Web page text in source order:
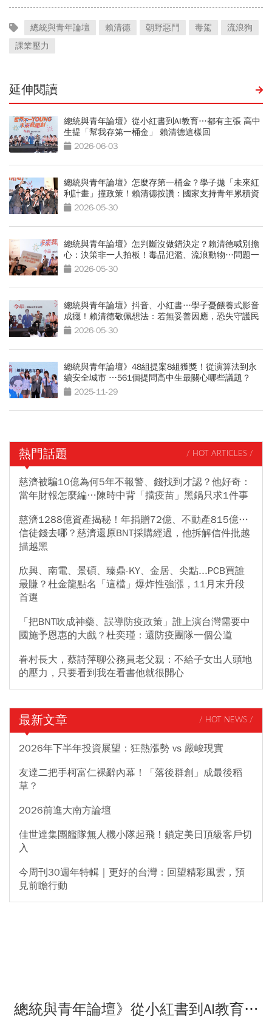
總統與青年論壇 賴清德 朝野惡鬥 毒駕
流浪狗
課業壓力
延伸閱讀
總統與青年論壇》從小紅書到AI教育…都有主張 高中
生提「幫我存第一桶金」 賴清德這樣回
2026-06-03
總統與青年論壇》怎麼存第一桶金？學子拋「未來紅
利計畫」撞政策！賴清德按讚：國家支持青年累積資
產 2026-05-30
總統與青年論壇》怎判斷沒做錯決定？賴清德喊別擔
心：決策非一人拍板！毒品氾濫、流浪動物…問題一
一拆招
2026-05-30
總統與青年論壇》抖音、小紅書…學子憂餵養式影音
成癮！賴清德敬佩想法：若無妥善因應，恐失守護民
主意志
2026-05-30
總統與青年論壇》48組提案8組獲獎！從演算法到永
續安全城市 ⋯561個提問高中生最關心哪些議題？
2025-11-29
熱門話題 / HOT ARTICLES /
慈濟被騙10億為何5年不報警、錢找到才認？他好奇：
當年財報怎麼編…陳時中背「擋疫苗」黑鍋只求1件事
慈濟1288億資產揭秘！年捐贈72億、不動產815億…
信徒錢去哪？慈濟還原BNT採購經過，他拆解信件批越
描越黑
欣興、南電、景碩、臻鼎-KY、金居、尖點...PCB買誰
最賺？杜金龍點名「這檔」爆炸性強漲，11月末升段
首選
「把BNT吹成神藥、誤導防疫政策」誰上演台灣需要中
國施予恩惠的大戲？杜奕瑾：還防疫團隊一個公道
眷村長大，蔡詩萍聊公務員老父親：不給子女出人頭地
的壓力，只要看到我在看書他就很開心
最新文章 / HOT NEWS /
2026年下半年投資展望：狂熱漲勢 vs 嚴峻現實
友達二把手柯富仁裸辭內幕！「落後群創」成最後稻
草？
2026前進大南方論壇
佳世達集團艦隊無人機小隊起飛！鎖定美日頂級客戶切
入
今周刊30週年特輯｜更好的台灣：回望精彩風雲，預
見前瞻行動
總統與青年論壇》從小紅書到AI教育…